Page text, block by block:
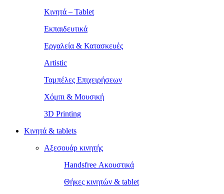
Κινητά – Tablet
Εκπαιδευτικά
Εργαλεία & Κατασκευές
Artistic
Ταμπέλες Επιχειρήσεων
Χόμπι & Μουσική
3D Printing
Κινητά & tablets
Αξεσουάρ κινητής
Handsfree Ακουστικά
Θήκες κινητών & tablet